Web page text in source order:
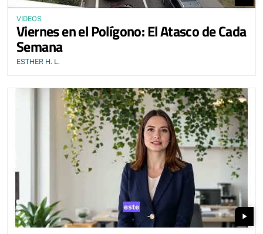
VIDEOS
Viernes en el Polígono: El Atasco de Cada
Semana
ESTHER H. L.
play_arrow